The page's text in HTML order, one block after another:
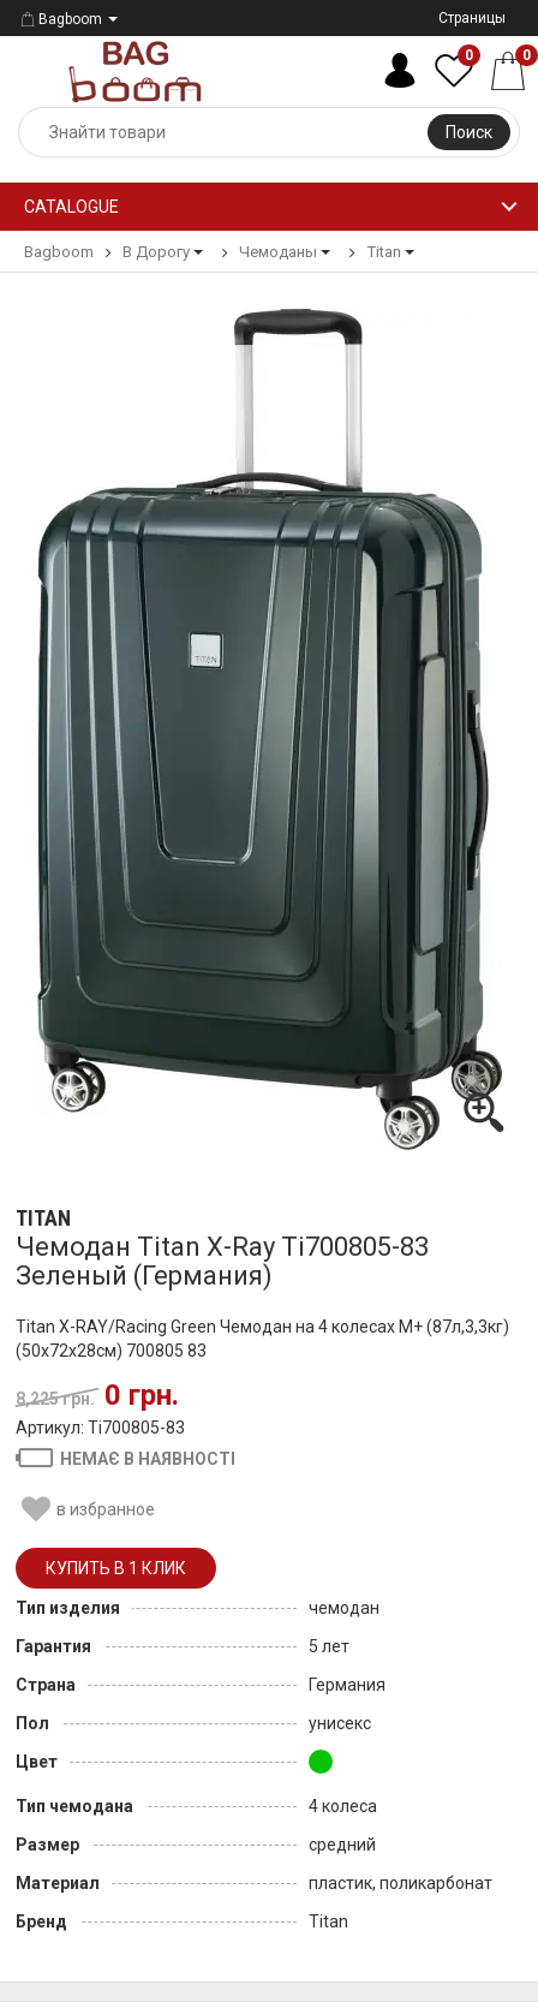
Bagboom Страницы
Поиск
0 0
CATALOGUE
Bagboom В Дорогу Чемоданы Titan
TITAN
Чемодан Titan X-Ray Ti700805-83
Зеленый (Германия)
Titan X-RAY/Racing Green Чемодан на 4 колесах M+ (87л,3,3кг)
(50x72x28см) 700805 83
8,225 грн. 0 грн.
Артикул: Ti700805-83
НЕМАЄ В НАЯВНОСТІ
в избранное
Тип изделия
чемодан
Гарантия
5 лет
Страна
Германия
Пол
унисекс
Цвет
Тип чемодана
4 колеса
Размер
средний
Материал
пластик, поликарбонат
Бренд
Titan